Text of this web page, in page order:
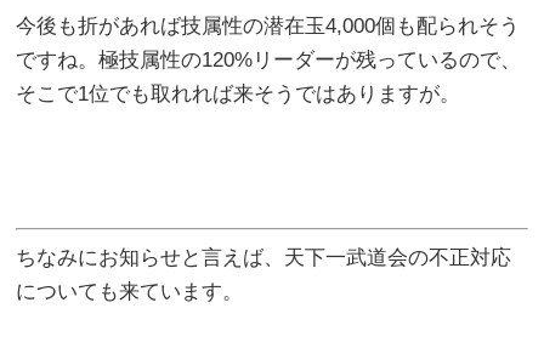
今後も折があれば技属性の潜在玉4,000個も配られそう
ですね。極技属性の120%リーダーが残っているので、
そこで1位でも取れれば来そうではありますが。
ちなみにお知らせと言えば、天下一武道会の不正対応
についても来ています。